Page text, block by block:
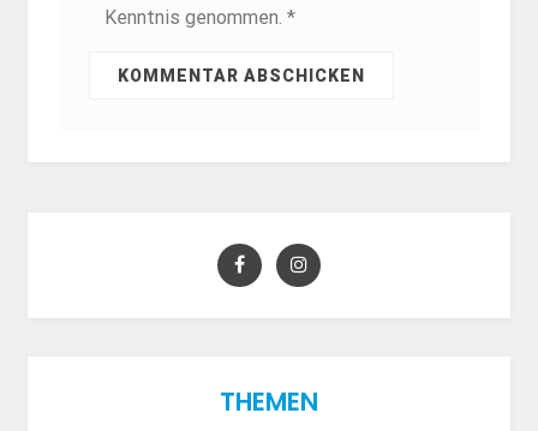
Kenntnis genommen. *
THEMEN